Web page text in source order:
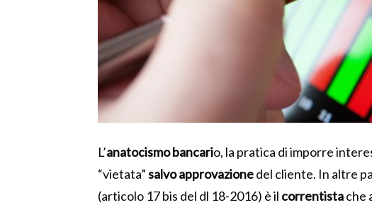
L’anatocismo bancario, la pratica di imporre
“vietata”salvo approvazionedel cliente. In altre
(articolo 17 bis del dl 18-2016) è il correntistache